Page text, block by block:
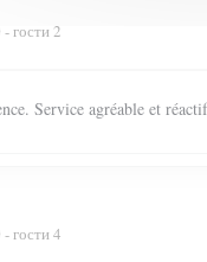
гости 2
Service agréable et
гости 4